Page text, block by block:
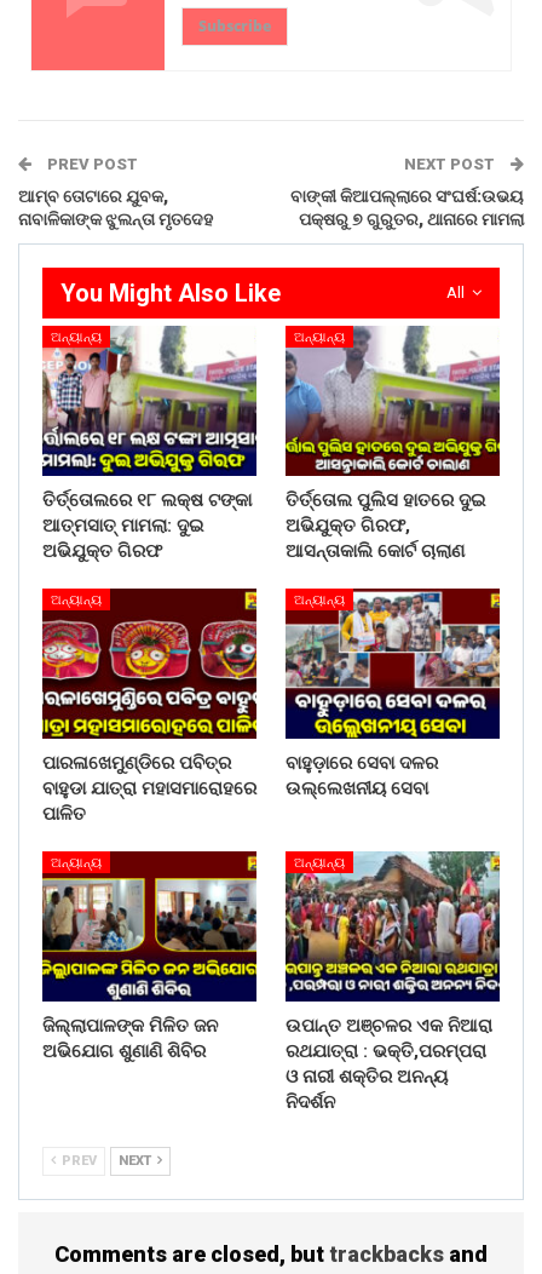
Share on:
WhatsApp
Subscribe
PREV POST
ଆମ୍ବ ତୋଟାରେ ଯୁବକ,
ନାବାଳିକାଙ୍କ ଝୁଲନ୍ତା ମୃତଦେହ
NEXT POST
ବାଙ୍କୀ କିଆପଲ୍ଲାରେ ସଂଘର୍ଷ:ଉଭୟ
ପକ୍ଷରୁ ୭ ଗୁରୁତର, ଥାନାରେ ମାମଲା
All
You Might Also Like
ଅନ୍ୟାନ୍ୟ
ତିର୍ତ୍ତୋଲରେ ୧୮ ଲକ୍ଷ ଟଙ୍କା
ଆତ୍ମସାତ୍ ମାମଲା: ଦୁଇ
ଅଭିଯୁକ୍ତ ଗିରଫ
ଅନ୍ୟାନ୍ୟ
ତିର୍ତ୍ତୋଲ ପୁଲିସ ହାତରେ ଦୁଇ
ଅଭିଯୁକ୍ତ ଗିରଫ,
ଆସନ୍ତାକାଲି କୋର୍ଟ ଚାଲାଣ
ଅନ୍ୟାନ୍ୟ
ପାରଳାଖେମୁଣ୍ଡିରେ ପବିତ୍ର
ବାହୁଡା ଯାତ୍ରା ମହାସମାରୋହରେ
ପାଳିତ
ଅନ୍ୟାନ୍ୟ
ବାହୁଡ଼ାରେ ସେବା ଦଳର
ଉଲ୍ଲେଖନୀୟ ସେବା
ଅନ୍ୟାନ୍ୟ
ଜିଲ୍ଲାପାଳଙ୍କ ମିଳିତ ଜନ
ଅଭିଯୋଗ ଶୁଣାଣି ଶିବିର
ଅନ୍ୟାନ୍ୟ
ଉପାନ୍ତ ଅଞ୍ଚଳର ଏକ ନିଆରା
ରଥଯାତ୍ରା : ଭକ୍ତି,ପରମ୍ପରା
ଓ ନାରୀ ଶକ୍ତିର ଅନନ୍ୟ
ନିଦର୍ଶନ
PREV NEXT
Comments are closed, buttrackbacks and